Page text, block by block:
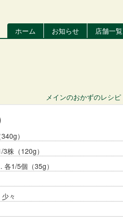
メ
シ
ホーム お知らせ 店舗一覧
メインのおかずのレシピ
）
3株（120g）
各1/5個（35g）
少々